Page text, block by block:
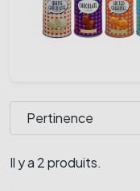
Il y a 2 produits.
Pertinence